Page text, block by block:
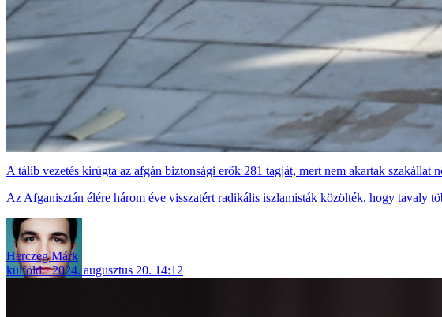
A tálib vezetés kirúgta az afgán biztonsági erők 281 tagját, mert nem akartak szakállat
Az Afganisztán élére három éve visszatért radikális iszlamisták közölték, hogy tavaly
Herczeg Márk
külföld
2024. augusztus 20. 14:12